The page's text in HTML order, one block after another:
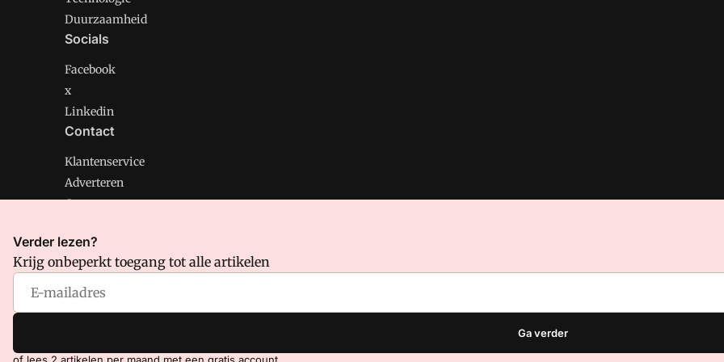
Duurzaamheid
Socials
Facebook
x
Linkedin
Contact
Klantenservice
Adverteren
Contact
CMweb is onderdeel van VMN media. Lees inons manifestwaar VMN media voor staat. Op gebruik van deze site zijn de
Voorwaarden
Verder lezen?
Krijg onbeperkt toegang tot alle artikelen
Ga verder